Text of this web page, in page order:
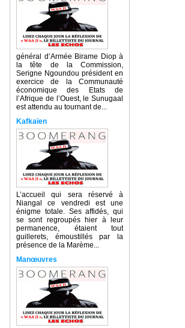
général d’Armée Birame Diop à
la tête de la Commission,
Serigne Ngoundou président en
exercice de la Communauté
économique des Etats de
l’Afrique de l’Ouest, le Sunugaal
est attendu au tournant de...
Kafkaïen
L’accueil qui sera réservé à
Niangal ce vendredi est une
énigme totale. Ses affidés, qui
se sont regroupés hier à leur
permanence, étaient tout
guillerets, émoustillés par la
présence de la Marème...
Manœuvres